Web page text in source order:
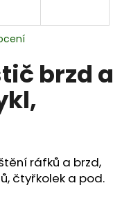
brzd a
ráfků a brzd,
čtyřkolek a pod.